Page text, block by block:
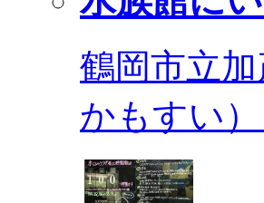
鶴岡市立
かもすい